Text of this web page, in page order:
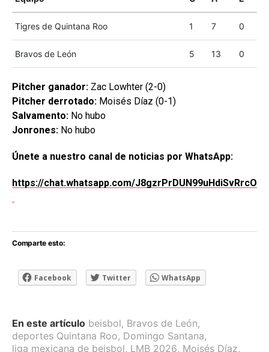
Tigres de Quintana Roo 1 7 0
Bravos de León 5 13 0
Pitcher ganador: Zac Lowhter (2-0)
Pitcher derrotado: Moisés Díaz (0-1)
Salvamento: No hubo
Jonrones: No hubo
Únete a nuestro canal de noticias por WhatsApp:
https://chat.whatsapp.com/J8gzrPrDUN99uHdiSvRrcO
Comparte esto:
Facebook Twitter WhatsApp
En este artículo beisbol, Bravos de León,
deportes Quintana Roo, Domingo Santana,
liga mexicana de beisbol, LMB 2026, Moisés Díaz,